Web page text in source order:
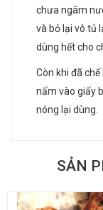
chưa ngâm
và bỏ lại vô tủ
dùng hết cho
Còn khi đã
nấm vào giấy
nóng lại dùng.
SẢN